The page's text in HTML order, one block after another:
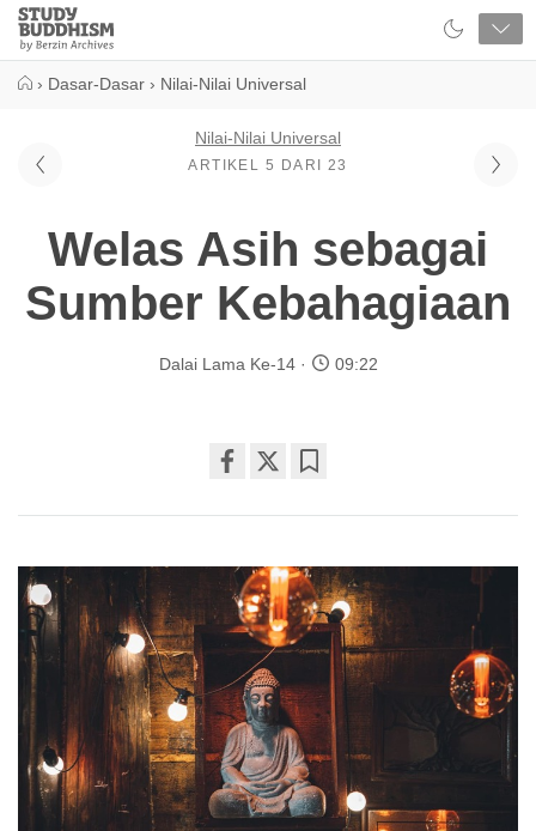
Close
Study
Buddhism
› Dasar-Dasar › Nilai-Nilai Universal
Nilai-Nilai Universal
ARTIKEL 5 DARI 23
Welas Asih sebagai
Sumber Kebahagiaan
Dalai Lama Ke-14 09:22
on